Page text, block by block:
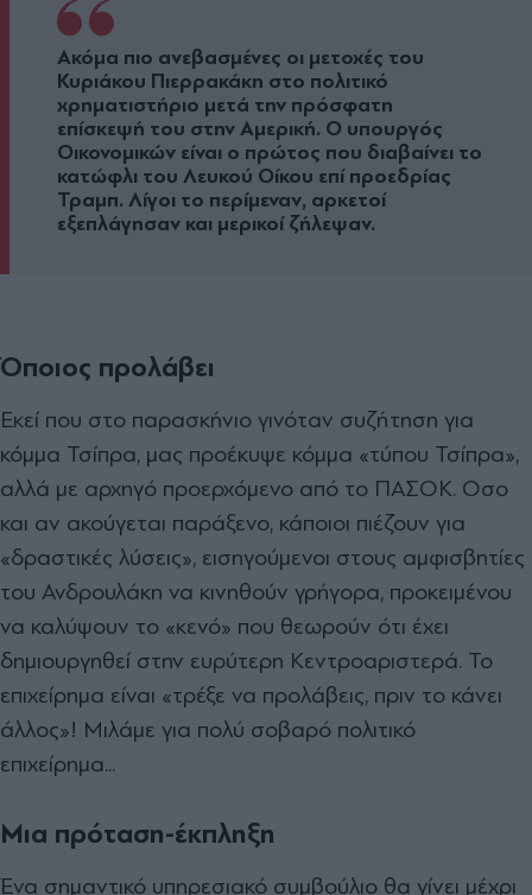
Ακόµα πιο ανεβασµένες οι µετοχές του
Κυριάκου Πιερρακάκη στο πολιτικό
χρηµατιστήριο µετά την πρόσφατη
επίσκεψή του στην Αµερική. Ο υπουργός
Οικονοµικών είναι ο πρώτος που διαβαίνει το
κατώφλι του Λευκού Οίκου επί προεδρίας
Τραµπ. Λίγοι το περίµεναν, αρκετοί
εξεπλάγησαν και µερικοί ζήλεψαν.
Όποιος προλάβει
Εκεί που στο παρασκήνιο γινόταν συζήτηση για
κόµµα Τσίπρα, µας προέκυψε κόµµα «τύπου Τσίπρα»,
αλλά µε αρχηγό προερχόµενο από το ΠΑΣΟΚ. Οσο
και αν ακούγεται παράξενο, κάποιοι πιέζουν για
«δραστικές λύσεις», εισηγούµενοι στους αµφισβητίες
του Ανδρουλάκη να κινηθούν γρήγορα, προκειµένου
να καλύψουν το «κενό» που θεωρούν ότι έχει
δηµιουργηθεί στην ευρύτερη Κεντροαριστερά. Το
επιχείρηµα είναι «τρέξε να προλάβεις, πριν το κάνει
άλλος»! Μιλάµε για πολύ σοβαρό πολιτικό
επιχείρηµα...
Μια πρόταση-έκπληξη
Ένα σηµαντικό υπηρεσιακό συµβούλιο θα γίνει µέχρι